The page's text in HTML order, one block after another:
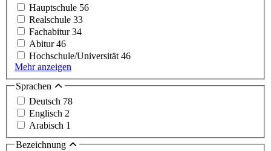
Hauptschule 56
Realschule 33
Fachabitur34
Abitur46
Hochschule/Universität 46
Mehr anzeigen
Sprachen
Deutsch 78
Englisch 2
Arabisch 1
Bezeichnung